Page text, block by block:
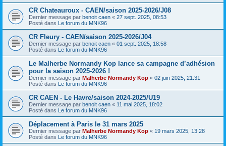
CR Chateauroux - CAEN/saison 2025-2026/J08
Dernier message par benoit caen « 27 sept. 2025, 08:53
Posté dans Le forum du MNK96
CR Fleury - CAEN/saison 2025-2026/J04
Dernier message par benoit caen « 01 sept. 2025, 18:58
Posté dans Le forum du MNK96
Le Malherbe Normandy Kop lance sa campagne d’adhésion
pour la saison 2025-2026 !
Dernier message par Malherbe Normandy Kop « 02 juin 2025, 21:31
Posté dans Le forum du MNK96
CR CAEN - Le Havre/saison 2024-2025/U19
Dernier message par benoit caen « 11 mai 2025, 18:02
Posté dans Le forum du MNK96
Déplacement à Paris le 31 mars 2025
Dernier message par Malherbe Normandy Kop « 19 mars 2025, 13:28
Posté dans Le forum du MNK96